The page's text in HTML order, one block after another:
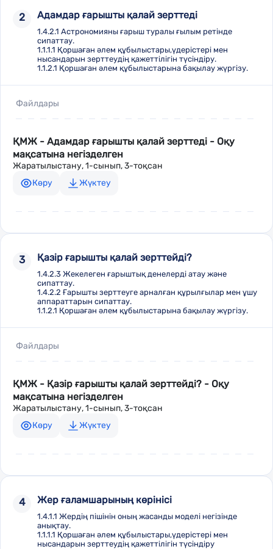
2 Адамдар ғарышты қалай зерттеді
1.4.2.1 Астрономияны ғарыш туралы ғылым ретінде
сипаттау.
1.1.1.1 Қоршаған әлем құбылыстары,үдерістері мен
нысандарын зерттеудің қажеттілігін түсіндіру.
1.1.2.1 Қоршаған әлем құбылыстарына бақылау жүргізу.
Файлдары
ҚМЖ - Адамдар ғарышты қалай зерттеді - Оқу
мақсатына негізделген
Жаратылыстану, 1-сынып, 3-тоқсан
Көру
Жүктеу
3 Қазір ғарышты қалай зерттейді?
1.4.2.3 Жекелеген ғарыштық денелерді атау және
сипаттау.
1.4.2.2 Ғарышты зерттеуге арналған құрылғылар мен ұшу
аппараттарын сипаттау.
1.1.2.1 Қоршаған әлем құбылыстарына бақылау жүргізу.
Файлдары
ҚМЖ - Қазір ғарышты қалай зерттейді? - Оқу
мақсатына негізделген
Жаратылыстану, 1-сынып, 3-тоқсан
Көру
Жүктеу
4 Жер ғаламшарының көрінісі
1.4.1.1 Жердің пішінін оның жасанды моделі негізінде
анықтау.
1.1.1.1 Қоршаған әлем құбылыстары,үдерістері мен
нысандарын зерттеудің қажеттілігін түсіндіру